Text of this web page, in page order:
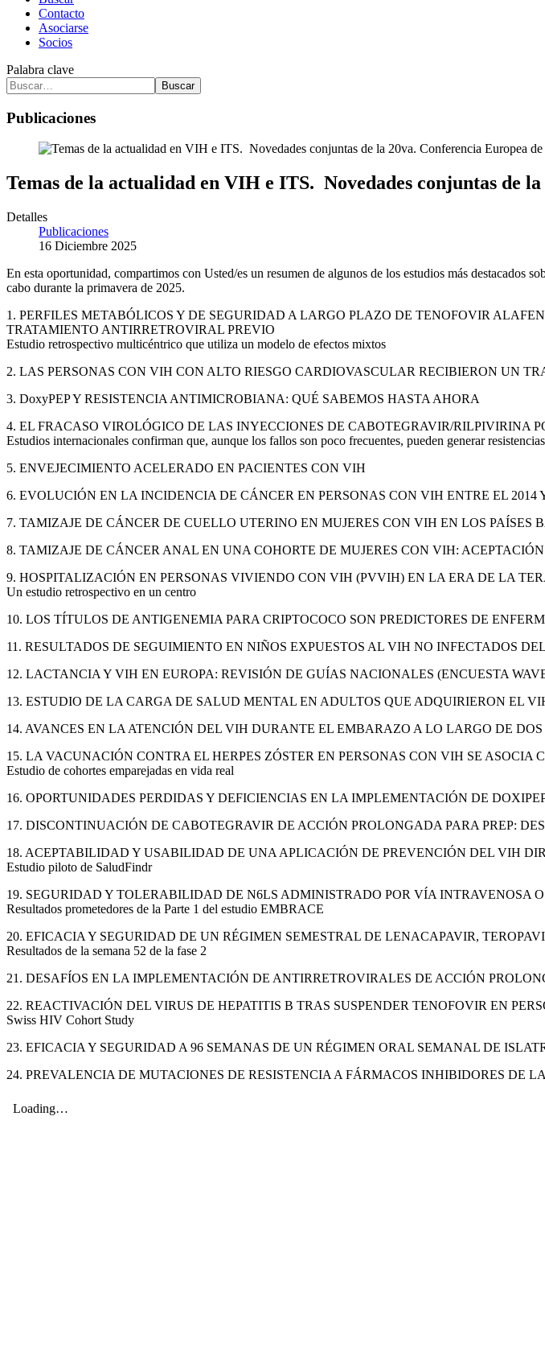
Contacto
Asociarse
Socios
Palabra clave
Buscar
Publicaciones
Temas de la actualidad en VIH e ITS. Novedades conjuntas de
Detalles
Publicaciones
16 Diciembre 2025
En esta oportunidad, compartimos con Usted/es un resumen de algunos de los estudios más
cabo durante la primavera de 2025.
1. PERFILES METABÓLICOS Y DE SEGURIDAD A LARGO PLAZO DE TENOFOVIR
TRATAMIENTO ANTIRRETROVIRAL PREVIO
Estudio retrospectivo multicéntrico que utiliza un modelo de efectos mixtos
2. LAS PERSONAS CON VIH CON ALTO RIESGO CARDIOVASCULAR RECIBIERON UN
3. DoxyPEP Y RESISTENCIA ANTIMICROBIANA: QUÉ SABEMOS HASTA AHORA
4. EL FRACASO VIROLÓGICO DE LAS INYECCIONES DE CABOTEGRAVIR/RILPIVIRINA
Estudios internacionales confirman que, aunque los fallos son poco frecuentes, pueden generar
5. ENVEJECIMIENTO ACELERADO EN PACIENTES CON VIH
6. EVOLUCIÓN EN LA INCIDENCIA DE CÁNCER EN PERSONAS CON VIH ENTRE EL 2014
7. TAMIZAJE DE CÁNCER DE CUELLO UTERINO EN MUJERES CON VIH EN LOS PAÍSES
8. TAMIZAJE DE CÁNCER ANAL EN UNA COHORTE DE MUJERES CON VIH:
9. HOSPITALIZACIÓN EN PERSONAS VIVIENDO CON VIH (PVVIH) EN LA ERA DE LA
Un estudio retrospectivo en un centro
10. LOS TÍTULOS DE ANTIGENEMIA PARA CRIPTOCOCO SON PREDICTORES DE
11. RESULTADOS DE SEGUIMIENTO EN NIÑOS EXPUESTOS AL VIH NO INFECTADOS
12. LACTANCIA Y VIH EN EUROPA: REVISIÓN DE GUÍAS NACIONALES (ENCUESTA
13. ESTUDIO DE LA CARGA DE SALUD MENTAL EN ADULTOS QUE ADQUIRIERON EL
14. AVANCES EN LA ATENCIÓN DEL VIH DURANTE EL EMBARAZO A LO LARGO DE
15. LA VACUNACIÓN CONTRA EL HERPES ZÓSTER EN PERSONAS CON VIH SE
Estudio de cohortes emparejadas en vida real
16. OPORTUNIDADES PERDIDAS Y DEFICIENCIAS EN LA IMPLEMENTACIÓN DE
17. DISCONTINUACIÓN DE CABOTEGRAVIR DE ACCIÓN PROLONGADA PARA PREP:
18. ACEPTABILIDAD Y USABILIDAD DE UNA APLICACIÓN DE PREVENCIÓN DEL VIH
Estudio piloto de SaludFindr
19. SEGURIDAD Y TOLERABILIDAD DE N6LS ADMINISTRADO POR VÍA INTRAVENOSA
Resultados prometedores de la Parte 1 del estudio EMBRACE
20. EFICACIA Y SEGURIDAD DE UN RÉGIMEN SEMESTRAL DE LENACAPAVIR,
Resultados de la semana 52 de la fase 2
21. DESAFÍOS EN LA IMPLEMENTACIÓN DE ANTIRRETROVIRALES DE ACCIÓN
22. REACTIVACIÓN DEL VIRUS DE HEPATITIS B TRAS SUSPENDER TENOFOVIR EN
Swiss HIV Cohort Study
23. EFICACIA Y SEGURIDAD A 96 SEMANAS DE UN RÉGIMEN ORAL SEMANAL DE
24. PREVALENCIA DE MUTACIONES DE RESISTENCIA A FÁRMACOS INHIBIDORES DE